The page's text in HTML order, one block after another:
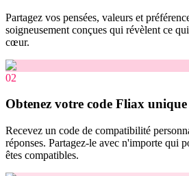
Partagez vos pensées, valeurs et
soigneusement conçues qui révèlent ce
cœur.
02
Obtenez votre code Fliax unique
Recevez un code de compatibilité
réponses. Partagez-le avec n'importe qui
êtes compatibles.